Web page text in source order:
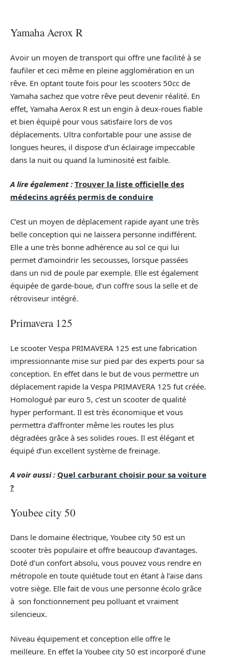
Yamaha Aerox R
Avoir un moyen de transport qui offre une facilité à se
faufiler et ceci même en pleine agglomération en un
rêve. En optant toute fois pour les scooters 50cc de
Yamaha sachez que votre rêve peut devenir réalité. En
effet, Yamaha Aerox R est un engin à deux-roues fiable
et bien équipé pour vous satisfaire lors de vos
déplacements. Ultra confortable pour une assise de
longues heures, il dispose d’un éclairage impeccable
dans la nuit ou quand la luminosité est faible.
A lire également : Trouver la liste officielle des
médecins agréés permis de conduire
C’est un moyen de déplacement rapide ayant une très
belle conception qui ne laissera personne indifférent.
Elle a une très bonne adhérence au sol ce qui lui
permet d’amoindrir les secousses, lorsque passées
dans un nid de poule par exemple. Elle est également
équipée de garde-boue, d’un coffre sous la selle et de
rétroviseur intégré.
Primavera 125
Le scooter Vespa PRIMAVERA 125 est une fabrication
impressionnante mise sur pied par des experts pour sa
conception. En effet dans le but de vous permettre un
déplacement rapide la Vespa PRIMAVERA 125 fut créée.
Homologué par euro 5, c’est un scooter de qualité
hyper performant. Il est très économique et vous
permettra d’affronter même les routes les plus
dégradées grâce à ses solides roues. Il est élégant et
équipé d’un excellent système de freinage.
A voir aussi : Quel carburant choisir pour sa voiture
?
Youbee city 50
Dans le domaine électrique, Youbee city 50 est un
scooter très populaire et offre beaucoup d’avantages.
Doté d’un confort absolu, vous pouvez vous rendre en
métropole en toute quiétude tout en étant à l’aise dans
votre siège. Elle fait de vous une personne écolo grâce
à son fonctionnement peu polluant et vraiment
silencieux.
Niveau équipement et conception elle offre le
meilleure. En effet la Youbee city 50 est incorporé d’une